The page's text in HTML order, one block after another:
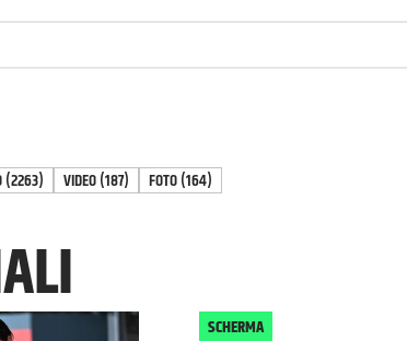
(2263) VIDEO(187) FOTO(164)
SCHERMA